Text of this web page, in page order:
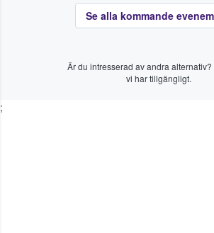
Se alla kommande
Är du intresserad av andra
vi har tillgängligt.
;